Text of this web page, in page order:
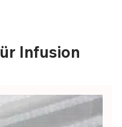
Infusion